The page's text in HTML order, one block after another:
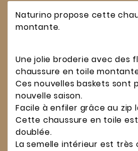
Naturino propose cette
montante.
Une jolie broderie avec des
chaussure en toile
Ces nouvelles baskets sont
nouvelle saison.
Facile à enfiler grâce au zip
Cette chaussure en toile
doublée.
La semelle intérieur est